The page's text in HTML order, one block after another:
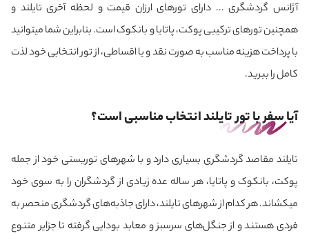
آژانس گردشگری ... دارای تورهای ارزان قیمت و لحظه آخری تایلند و
همچنین تورهای ترکیبی پوکت، پاتایا و بانکوک است. بنابراین شما می‎توانید
با پرداخت هزینه مناسب به صورت نقد و یا اقساطی، از تور انتخابی خود لذت
کامل را ببرید.
آیا سفر با تور تایلند انتخاب مناسبی است؟
تایلند مقاصد گردشگری بسیاری دارد و با شهرهای توریستی خود از جمله
پوکت، بانکوک و پاتایا، هر ساله عده زیادی از گردشگران را به سوی خود
می‎کشاند. هر کدام از شهرهای تایلند، دارای جاذبه‌های گردشگری منحصر به
فردی هستند و از جنگل‌های سرسبز و معابد بودایی گرفته تا جزایر متنوع